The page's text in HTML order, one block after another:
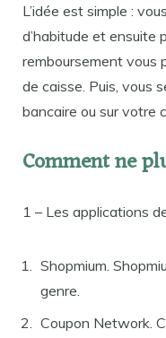
L’idée est simple :
d’habitude et ensuite
remboursement vous
de caisse. Puis, vous
bancaire ou sur votre
Comment ne
1 – Les applications
Shopmium.
genre.
Coupon Network.